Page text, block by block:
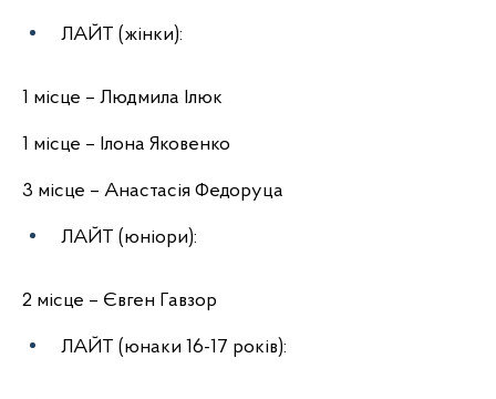
ЛАЙТ (жінки):
1 місце – Людмила Ілюк
1 місце – Ілона Яковенко
3 місце – Анастасія Федоруца
ЛАЙТ (юніори):
2 місце – Євген Гавзор
ЛАЙТ (юнаки 16-17 років):